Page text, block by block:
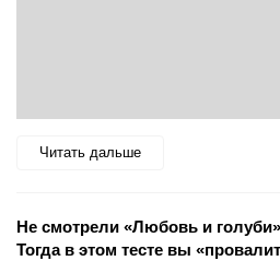
Читать дальше
Не смотрели «Любовь и
Тогда в этом тесте вы